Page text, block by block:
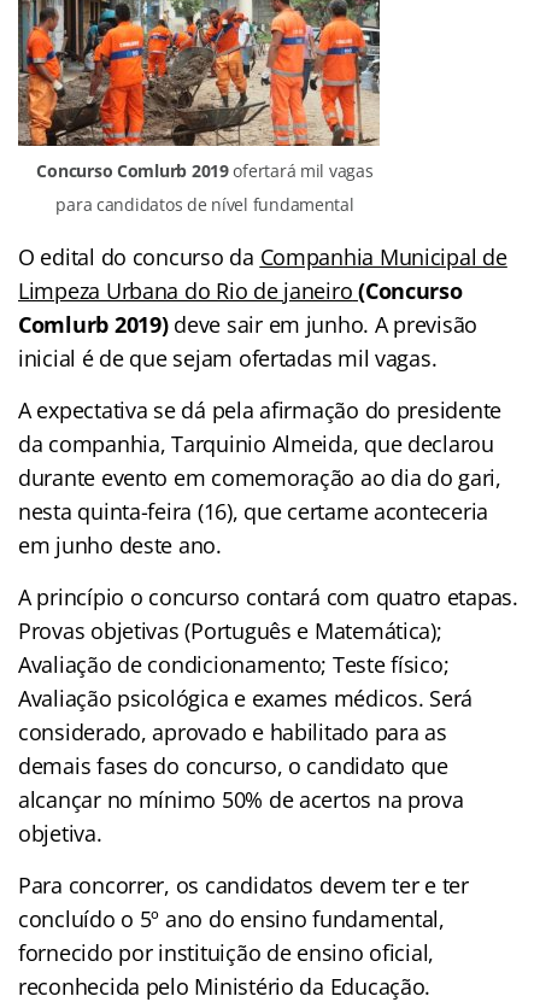
Concurso Comlurb 2019ofertará mil vagas
para candidatos de nível fundamental
O edital do concurso da Companhia Municipal de
Limpeza Urbana do Rio de janeiro (Concurso
Comlurb 2019)deve sair em junho. A previsão
inicial é de que sejam ofertadas mil vagas.
A expectativa se dá pela afirmação do presidente
da companhia, Tarquinio Almeida, que declarou
durante evento em comemoração ao dia do gari,
nesta quinta-feira (16), que certame aconteceria
em junho deste ano.
A princípio o concurso contará com quatro etapas.
Provas objetivas (Português e Matemática);
Avaliação de condicionamento; Teste físico;
Avaliação psicológica e exames médicos. Será
considerado, aprovado e habilitado para as
demais fases do concurso, o candidato que
alcançar no mínimo 50% de acertos na prova
objetiva.
Para concorrer, os candidatos devem ter e ter
concluído o 5º ano do ensino fundamental,
fornecido por instituição de ensino oficial,
reconhecida pelo Ministério da Educação.